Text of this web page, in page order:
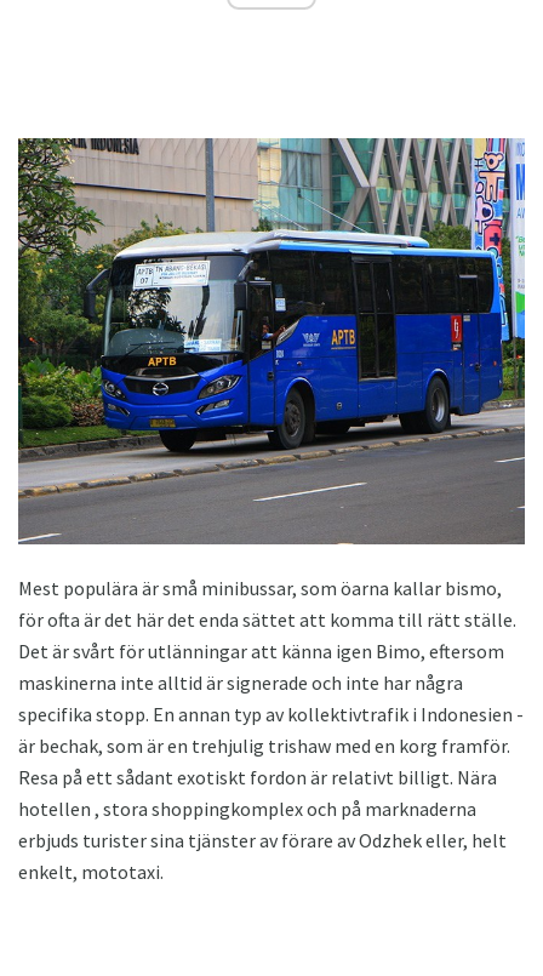
Mest populära är små minibussar, som öarna kallar bismo,
för ofta är det här det enda sättet att komma till rätt ställe.
Det är svårt för utlänningar att känna igen Bimo, eftersom
maskinerna inte alltid är signerade och inte har några
specifika stopp. En annan typ av kollektivtrafik i Indonesien -
är bechak, som är en trehjulig trishaw med en korg framför.
Resa på ett sådant exotiskt fordon är relativt billigt. Nära
hotellen , stora shoppingkomplex och på marknaderna
erbjuds turister sina tjänster av förare av Odzhek eller, helt
enkelt, mototaxi.